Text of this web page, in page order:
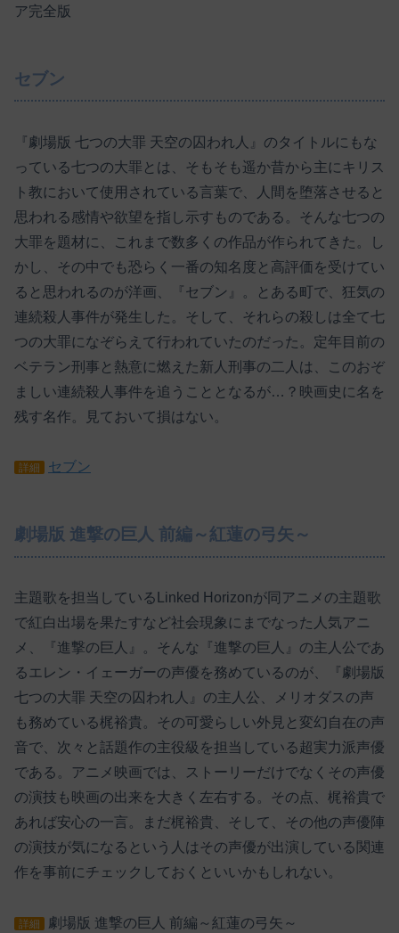
ア完全版
セブン
『劇場版 七つの大罪 天空の囚われ人』のタイトルにもな
っている七つの大罪とは、そもそも遥か昔から主にキリス
ト教において使用されている言葉で、人間を堕落させると
思われる感情や欲望を指し示すものである。そんな七つの
大罪を題材に、これまで数多くの作品が作られてきた。し
かし、その中でも恐らく一番の知名度と高評価を受けてい
ると思われるのが洋画、『セブン』。とある町で、狂気の
連続殺人事件が発生した。そして、それらの殺しは全て七
つの大罪になぞらえて行われていたのだった。定年目前の
ベテラン刑事と熱意に燃えた新人刑事の二人は、このおぞ
ましい連続殺人事件を追うこととなるが…？映画史に名を
残す名作。見ておいて損はない。
詳細 セブン
劇場版 進撃の巨人 前編～紅蓮の弓矢～
主題歌を担当しているLinked Horizonが同アニメの主題歌
で紅白出場を果たすなど社会現象にまでなった人気アニ
メ、『進撃の巨人』。そんな『進撃の巨人』の主人公であ
るエレン・イェーガーの声優を務めているのが、『劇場版
七つの大罪 天空の囚われ人』の主人公、メリオダスの声
も務めている梶裕貴。その可愛らしい外見と変幻自在の声
音で、次々と話題作の主役級を担当している超実力派声優
である。アニメ映画では、ストーリーだけでなくその声優
の演技も映画の出来を大きく左右する。その点、梶裕貴で
あれば安心の一言。まだ梶裕貴、そして、その他の声優陣
の演技が気になるという人はその声優が出演している関連
作を事前にチェックしておくといいかもしれない。
詳細 劇場版 進撃の巨人 前編～紅蓮の弓矢～